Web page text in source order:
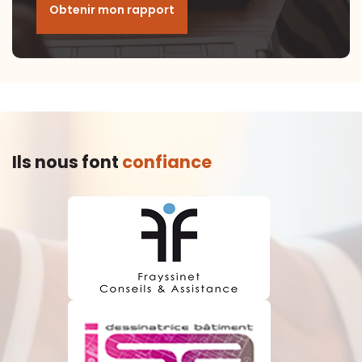
Obtenir mon rapport
Ils nous font confiance